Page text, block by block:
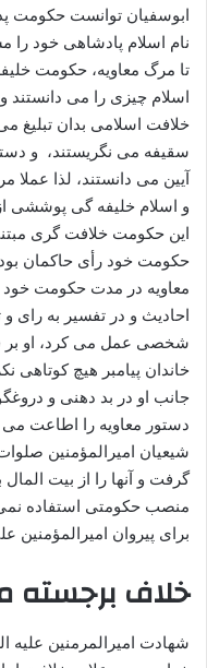
ابوسفیان توانست حکومت
نام اسلام پادشاهی خود را
تا مرگ معاویه، حکومت
اسلام چیزی را می دانستند
خلافت اسلامی بدان تبلیغ
سقیفه می نگریستند، و
آیین می دانستند، لذا عملا
و اسلام خلیفه گی پوششی
این حکومت خلافت گری
حکومت خود رأی حاکمان
معاویه در مدت حکومت خود
احادیث و در تفسیر به رای
شخصی عمل می کرد، او بر
خاندان پیامبر هیچ کوتاهی
جانب او در بد دهنی و
دستور معاویه را اطاعت می
شیعیان امیرالمؤمنین
گرفت و آنها را از بیت
منصب حکومتی استفاده نمی
برای پیروان امیرالمؤمنین
خلاف برجسته
شهادت امیرالمرمنین علیه